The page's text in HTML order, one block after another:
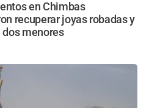
en Chimbas
recuperar joyas robadas y
dos menores